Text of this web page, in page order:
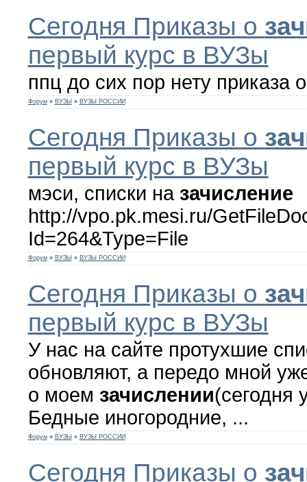
Сегодня Приказы о
первый курс в ВУЗы
ппц до сих пор нету приказа
Форум » ВУЗЫ » ВУЗЫ РОССИИ
Сегодня Приказы о
первый курс в ВУЗы
мэси, списки на зачисление
http://vpo.pk.mesi.ru/
Id=264&Type=File
Форум » ВУЗЫ » ВУЗЫ РОССИИ
Сегодня Приказы о
первый курс в ВУЗы
У нас на сайте протухшие
обновляют, а передо мной
о моем зачислении(сегодня
Бедные иногородние, ...
Форум » ВУЗЫ » ВУЗЫ РОССИИ
Сегодня Приказы о